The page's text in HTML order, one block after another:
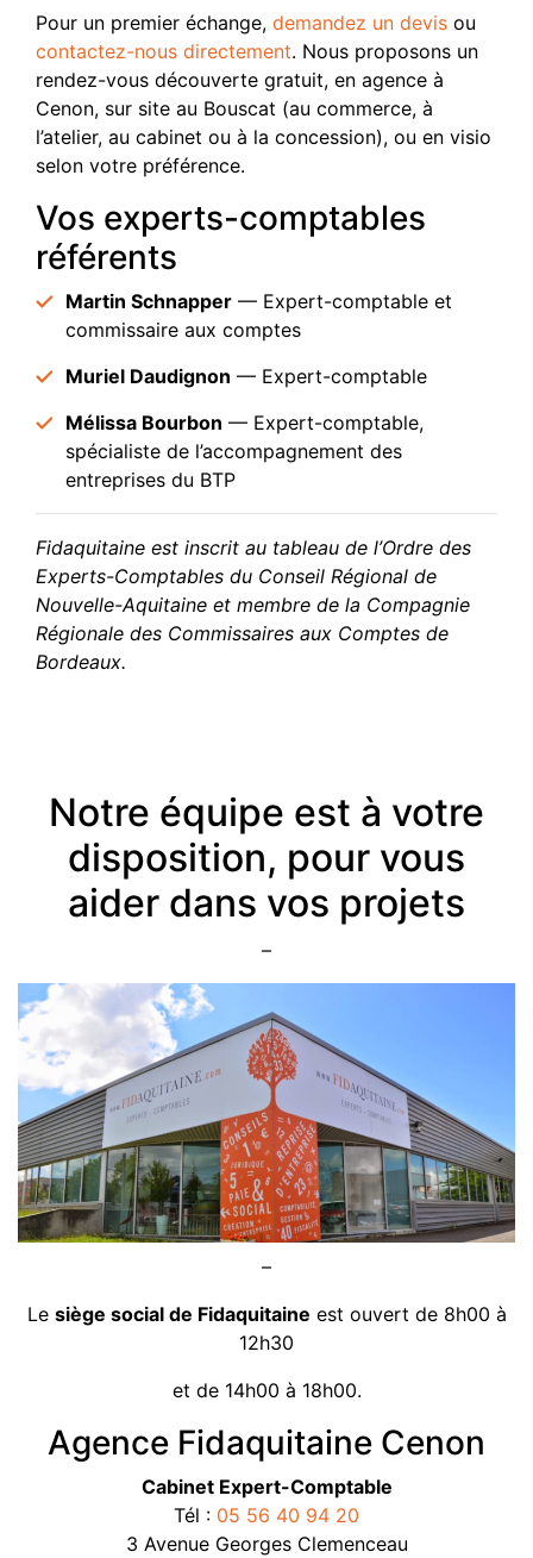
Pour un premier échange, demandez un devis ou
contactez-nous directement. Nous proposons un
rendez-vous découverte gratuit, en agence à
Cenon, sur site au Bouscat (au commerce, à
l’atelier, au cabinet ou à la concession), ou en visio
selon votre préférence.
Vos experts-comptables
référents
Martin Schnapper — Expert-comptable et
commissaire aux comptes
Muriel Daudignon — Expert-comptable
Mélissa Bourbon — Expert-comptable,
spécialiste de l’accompagnement des
entreprises du BTP
Fidaquitaine est inscrit au tableau de l’Ordre des
Experts-Comptables du Conseil Régional de
Nouvelle-Aquitaine et membre de la Compagnie
Régionale des Commissaires aux Comptes de
Bordeaux.
Notre équipe est à votre
disposition, pour vous
aider dans vos projets
–
–
Le siège social de Fidaquitaine est ouvert de 8h00 à
12h30
et de 14h00 à 18h00.
Agence Fidaquitaine Cenon
Cabinet Expert-Comptable
Tél : 05 56 40 94 20
3 Avenue Georges Clemenceau